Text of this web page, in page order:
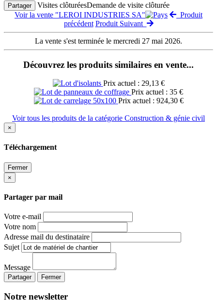
Partager Visites clôturéesDemande de visite clôturée
Voir la vente "LEROI INDUSTRIES SA"
Produit
précédent Produit Suivant
La vente s'est terminée le mercredi 27 mai 2026.
Découvrez les produits similaires en vente...
Prix actuel : 29,13 €
Prix actuel : 35 €
Prix actuel : 924,30 €
Voir tous les produits de la catégorie Construction & génie civil
×
Téléchargement
Fermer
×
Partager par mail
Votre e-mail
Votre nom
Adresse mail du destinataire
Sujet
Message
Partager Fermer
Notre newsletter